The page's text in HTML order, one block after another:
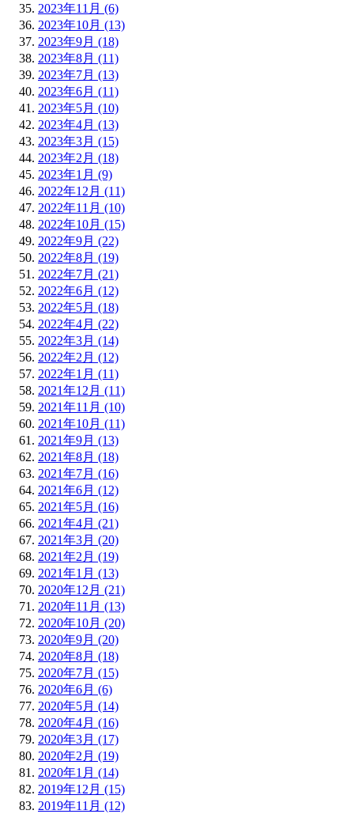
2023年11月 (6)
2023年10月 (13)
2023年9月 (18)
2023年8月 (11)
2023年7月 (13)
2023年6月 (11)
2023年5月 (10)
2023年4月 (13)
2023年3月 (15)
2023年2月 (18)
2023年1月 (9)
2022年12月 (11)
2022年11月 (10)
2022年10月 (15)
2022年9月 (22)
2022年8月 (19)
2022年7月 (21)
2022年6月 (12)
2022年5月 (18)
2022年4月 (22)
2022年3月 (14)
2022年2月 (12)
2022年1月 (11)
2021年12月 (11)
2021年11月 (10)
2021年10月 (11)
2021年9月 (13)
2021年8月 (18)
2021年7月 (16)
2021年6月 (12)
2021年5月 (16)
2021年4月 (21)
2021年3月 (20)
2021年2月 (19)
2021年1月 (13)
2020年12月 (21)
2020年11月 (13)
2020年10月 (20)
2020年9月 (20)
2020年8月 (18)
2020年7月 (15)
2020年6月 (6)
2020年5月 (14)
2020年4月 (16)
2020年3月 (17)
2020年2月 (19)
2020年1月 (14)
2019年12月 (15)
2019年11月 (12)